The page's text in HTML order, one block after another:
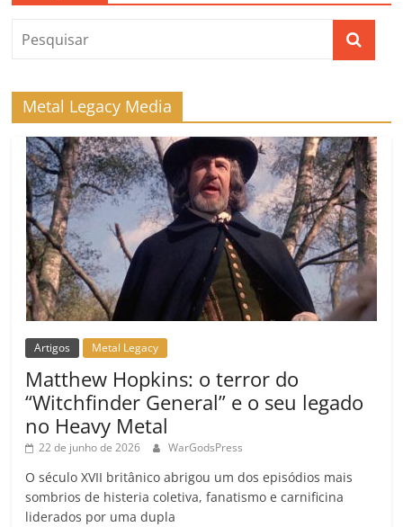
Metal Legacy Media
Artigos Metal Legacy
Matthew Hopkins: o terror do
“Witchfinder General” e o seu legado
no Heavy Metal
22 de junho de 2026 WarGodsPress
O século XVII britânico abrigou um dos episódios mais
sombrios de histeria coletiva, fanatismo e carnificina
liderados por uma dupla